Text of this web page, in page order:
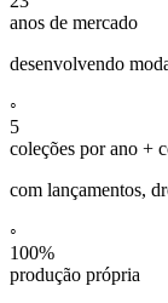
anos de mercado
desenvolvendo
◦
5
coleções por ano +
com lançamentos,
◦
100%
produção própria